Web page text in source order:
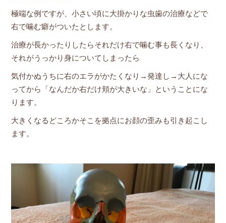
極端な例ですが、小さい頃に大掛かりな虫歯の治療などで
右で噛む癖がついたとします。
治療が長かったりしたらそれだけ右で噛む事も長くなり、
それがうっかり身についてしまったら
気付かぬうちに右のエラがかたくなり→発達し→大人にな
ってから「なんだか右だけ頬が大きいな」ということにな
ります。
大きくなるどころかそこを拠点にお顔の歪みも引き起こし
ます。